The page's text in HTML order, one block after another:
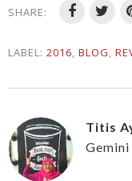
SHARE:
LABEL: 2016, BLOG,
Titis